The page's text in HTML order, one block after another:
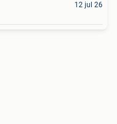
12 jul 26